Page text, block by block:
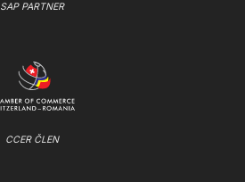
SAP PARTNER
CCER ČLEN